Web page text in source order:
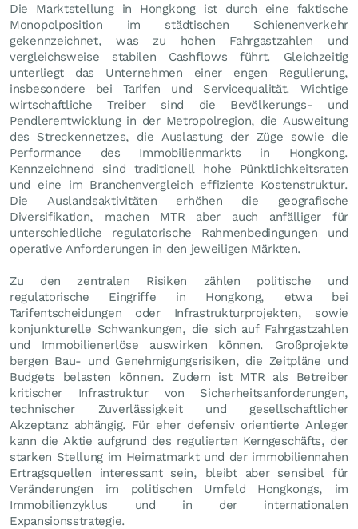
Die Marktstellung in Hongkong ist durch eine faktische
Monopolposition im städtischen Schienenverkehr
gekennzeichnet, was zu hohen Fahrgastzahlen und
vergleichsweise stabilen Cashflows führt. Gleichzeitig
unterliegt das Unternehmen einer engen Regulierung,
insbesondere bei Tarifen und Servicequalität. Wichtige
wirtschaftliche Treiber sind die Bevölkerungs- und
Pendlerentwicklung in der Metropolregion, die Ausweitung
des Streckennetzes, die Auslastung der Züge sowie die
Performance des Immobilienmarkts in Hongkong.
Kennzeichnend sind traditionell hohe Pünktlichkeitsraten
und eine im Branchenvergleich effiziente Kostenstruktur.
Die Auslandsaktivitäten erhöhen die geografische
Diversifikation, machen MTR aber auch anfälliger für
unterschiedliche regulatorische Rahmenbedingungen und
operative Anforderungen in den jeweiligen Märkten.
Zu den zentralen Risiken zählen politische und
regulatorische Eingriffe in Hongkong, etwa bei
Tarifentscheidungen oder Infrastrukturprojekten, sowie
konjunkturelle Schwankungen, die sich auf Fahrgastzahlen
und Immobilienerlöse auswirken können. Großprojekte
bergen Bau- und Genehmigungsrisiken, die Zeitpläne und
Budgets belasten können. Zudem ist MTR als Betreiber
kritischer Infrastruktur von Sicherheitsanforderungen,
technischer Zuverlässigkeit und gesellschaftlicher
Akzeptanz abhängig. Für eher defensiv orientierte Anleger
kann die Aktie aufgrund des regulierten Kerngeschäfts, der
starken Stellung im Heimatmarkt und der immobiliennahen
Ertragsquellen interessant sein, bleibt aber sensibel für
Veränderungen im politischen Umfeld Hongkongs, im
Immobilienzyklus und in der internationalen
Expansionsstrategie.